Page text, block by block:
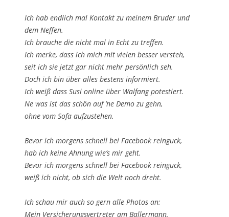
Ich hab endlich mal Kontakt zu meinem Bruder und
dem Neffen.
Ich brauche die nicht mal in Echt zu treffen.
Ich merke, dass ich mich mit vielen besser versteh,
seit ich sie jetzt gar nicht mehr persönlich seh.
Doch ich bin über alles bestens informiert.
Ich weiß dass Susi online über Walfang potestiert.
Ne was ist das schön auf ’ne Demo zu gehn,
ohne vom Sofa aufzustehen.
Bevor ich morgens schnell bei Facebook reinguck,
hab ich keine Ahnung wie’s mir geht.
Bevor ich morgens schnell bei Facebook reinguck,
weiß ich nicht, ob sich die Welt noch dreht.
Ich schau mir auch so gern alle Photos an:
Mein Versicherungsvertreter am Ballermann,